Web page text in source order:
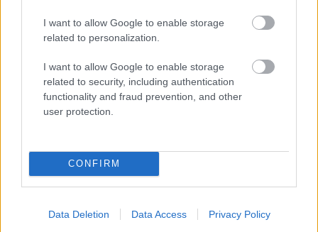
I want to allow Google to enable storage
related to personalization.
I want to allow Google to enable storage
related to security, including authentication
functionality and fraud prevention, and other
user protection.
CONFIRM
Data Deletion Data Access Privacy Policy
Πέρα από τη Λισαβόνα: 10 μαγευτικοί προορισμοί
της Πορτογαλίας
των Αγίων και η μαγευτική παραλία στο Λιβυκό
6 γραφικά χωριά των Κυκλάδων που αξίζει να